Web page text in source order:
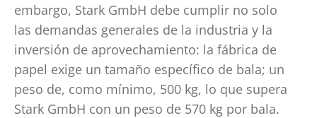
embargo, Stark GmbH debe cumplir no solo
las demandas generales de la industria y la
inversión de aprovechamiento: la fábrica de
papel exige un tamaño específico de bala; un
peso de, como mínimo, 500 kg, lo que supera
Stark GmbH con un peso de 570 kg por bala.